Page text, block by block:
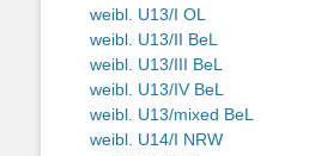
weibl. U13/I OL
weibl. U13/II BeL
weibl. U13/III BeL
weibl. U13/IV BeL
weibl. U13/mixed BeL
weibl. U14/I NRW